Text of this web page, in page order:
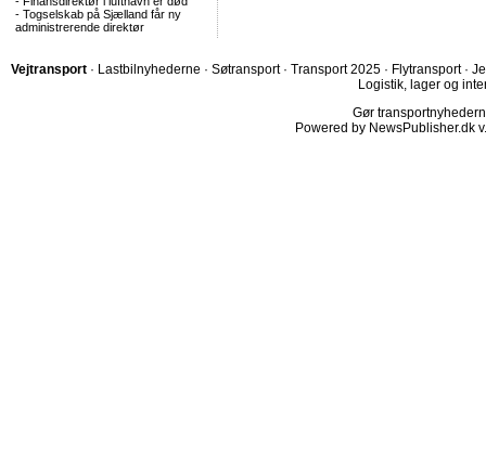
- Togselskab på Sjælland får ny
administrerende direktør
Vejtransport · Lastbilnyhederne · Søtransport · Transport 2025 · Flytransport ·
Logistik, lager og
Gør
Powered by NewsPublisher.dk